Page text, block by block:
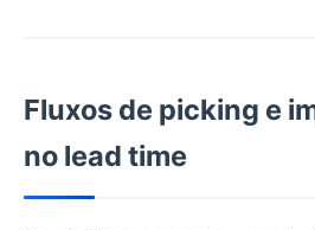
Fluxos de picking e
no lead time